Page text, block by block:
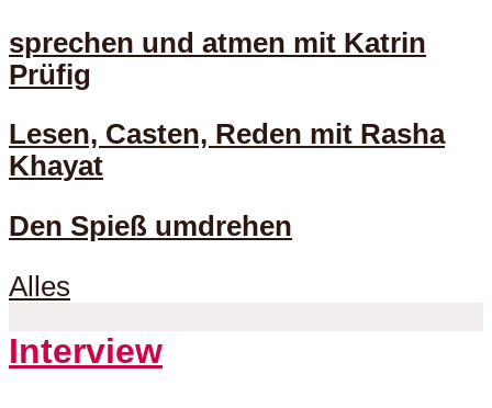
sprechen und atmen mit Katrin
Prüfig
Lesen, Casten, Reden mit Rasha
Khayat
Den Spieß umdrehen
Alles
Interview